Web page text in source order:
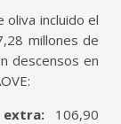
incluido el
millones de
descensos en
106,90